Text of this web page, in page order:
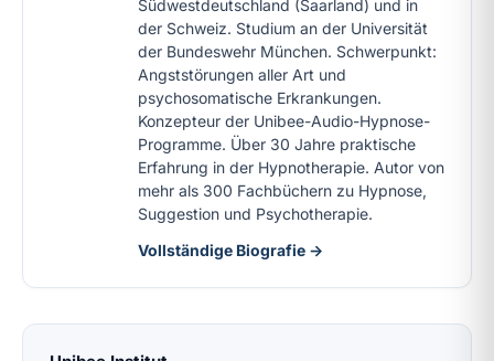
Südwestdeutschland (Saarland) und in
der Schweiz. Studium an der Universität
der Bundeswehr München. Schwerpunkt:
Angststörungen aller Art und
psychosomatische Erkrankungen.
Konzepteur der Unibee-Audio-Hypnose-
Programme. Über 30 Jahre praktische
Erfahrung in der Hypnotherapie. Autor von
mehr als 300 Fachbüchern zu Hypnose,
Suggestion und Psychotherapie.
Vollständige Biografie →